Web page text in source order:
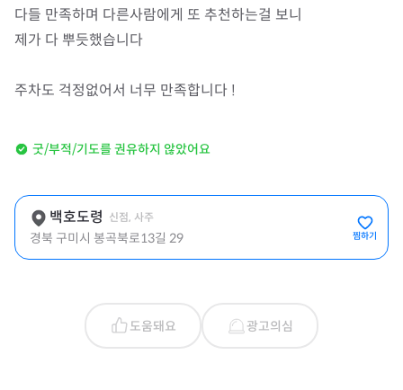
다들 만족하며 다른사람에게 또 추천하는걸 보니
제가 다 뿌듯했습니다
주차도 걱정없어서 너무 만족합니다 !
굿/부적/기도를 권유하지 않았어요
백호도령 신점, 사주
경북 구미시 봉곡북로13길 29 찜하기
도움돼요 광고의심